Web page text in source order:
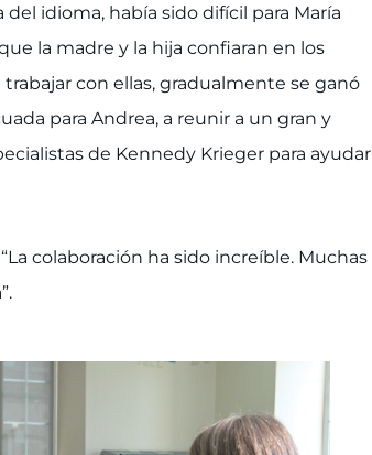
idioma, había sido difícil para María
la madre y la hija confiaran en los
con ellas, gradualmente se ganó
para Andrea, a reunir a un gran y
de Kennedy Krieger para ayudar
colaboración ha sido increíble. Muchas